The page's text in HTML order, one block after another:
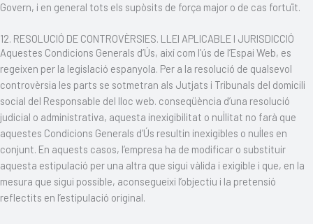
Govern, i en general tots els supòsits de força major o de cas fortuït.
12. RESOLUCIÓ DE CONTROVÈRSIES. LLEI APLICABLE I JURISDICCIÓ
Aquestes Condicions Generals d’Ús, així com l’ús de l’Espai Web, es
regeixen per la legislació espanyola. Per a la resolució de qualsevol
controvèrsia les parts se sotmetran als Jutjats i Tribunals del domicili
social del Responsable del lloc web. conseqüència d’una resolució
judicial o administrativa, aquesta inexigibilitat o nul·litat no farà que
aquestes Condicions Generals d’Ús resultin inexigibles o nul·les en
conjunt. En aquests casos, l’empresa ha de modificar o substituir
aquesta estipulació per una altra que sigui vàlida i exigible i que, en la
mesura que sigui possible, aconsegueixi l’objectiu i la pretensió
reflectits en l’estipulació original.